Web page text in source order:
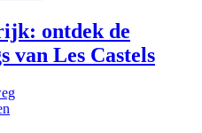
ontdek de
van Les Castels